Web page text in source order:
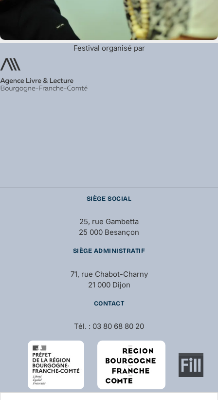
Festival organisé par
SIÈGE SOCIAL
25, rue Gambetta
25 000 Besançon
SIÈGE ADMINISTRATIF
71, rue Chabot-Charny
21 000 Dijon
CONTACT
Tél. : 03 80 68 80 20